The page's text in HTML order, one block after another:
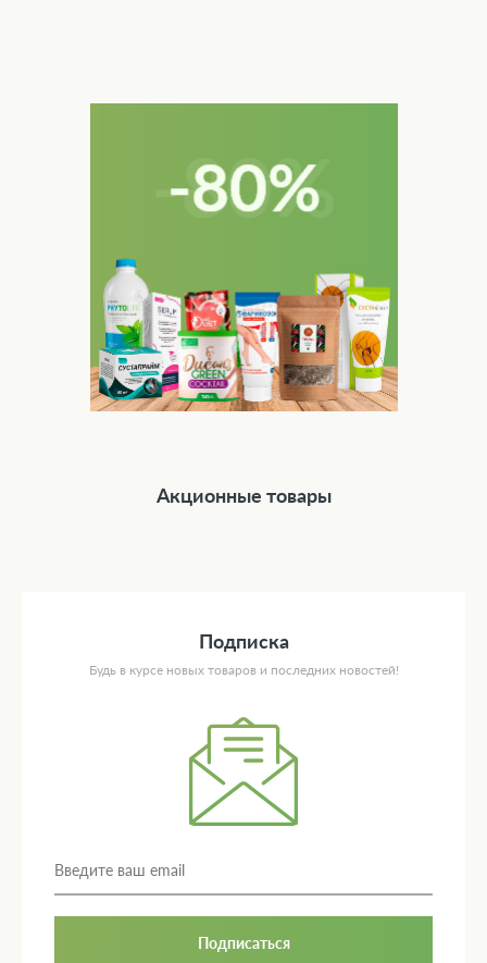
Акционные товары
Подписка
Будь в курсе новых товаров и последних новостей!
Подписаться